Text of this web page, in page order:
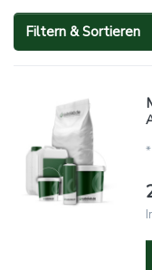
Filtern & Sortieren
*